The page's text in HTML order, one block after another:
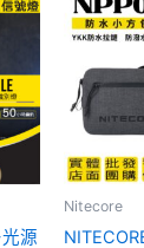
源
Nitecore